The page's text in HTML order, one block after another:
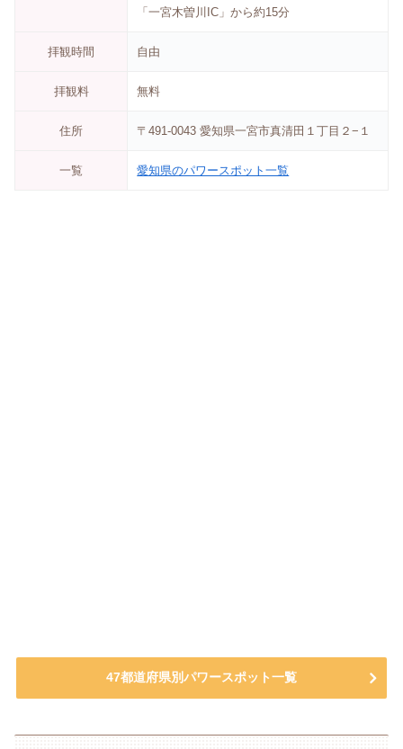
「一宮木曽川IC」から約15分
拝観時間 自由
拝観料 無料
住所 〒491-0043 愛知県一宮市真清田１丁目２−１
一覧 愛知県のパワースポット一覧
47都道府県別パワースポット一覧